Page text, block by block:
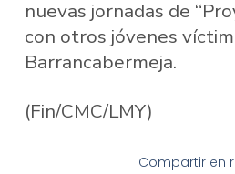
nuevas jornadas de
con otros jóvenes
Barrancabermeja.
(Fin/CMC/LMY)
Compartir en